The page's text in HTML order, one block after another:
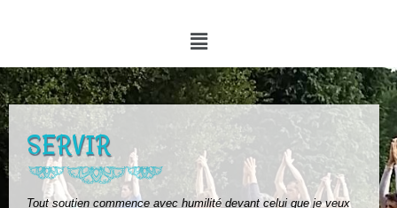
SERVIR
Tout soutien commence avec humilité devant celui que je veux